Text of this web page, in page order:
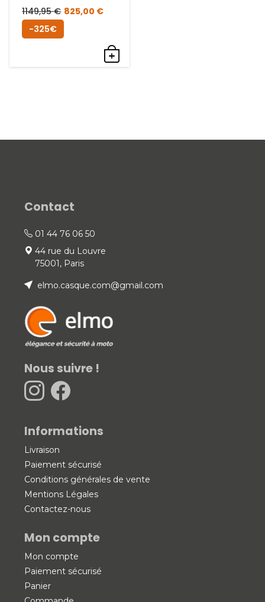
1149,95€ Le
prix
825,00 €Le
actuel
est :
-325€
Contact
01 44 76 06 50
44 rue du Louvre
75001, Paris
elmo.casque.com@gmail.com
Nous suivre !
Informations
Livraison
Paiement sécurisé
Conditions générales de vente
Mentions Légales
Contactez-nous
Mon compte
Mon compte
Paiement sécurisé
Panier